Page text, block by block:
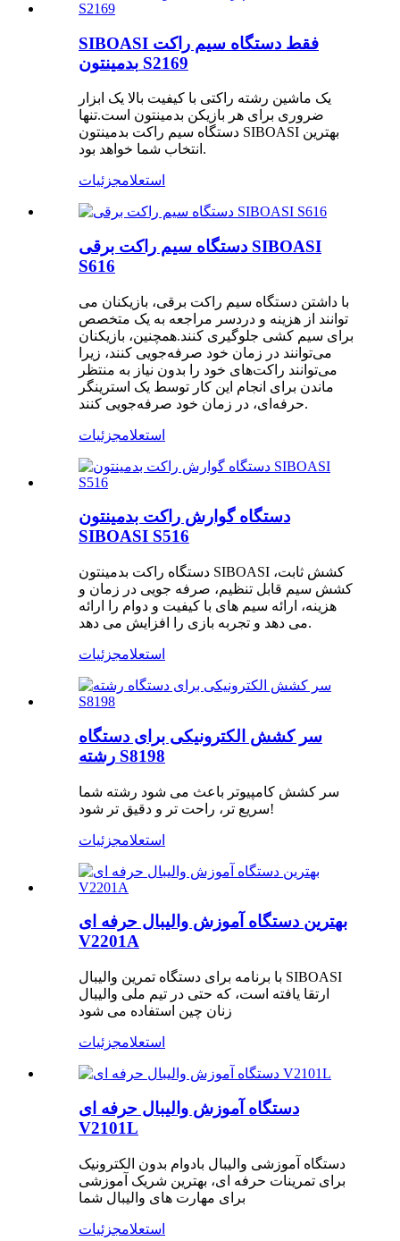
SIBOASI فقط دستگاه سیم راکت
بدمینتون S2169
یک ماشین رشته راکتی با کیفیت بالا یک ابزار
ضروری برای هر بازیکن بدمینتون است.تنها
دستگاه سیم راکت بدمینتون SIBOASI بهترین
انتخاب شما خواهد بود.
استعلامجزئیات
دستگاه سیم راکت برقی SIBOASI
S616
با داشتن دستگاه سیم راکت برقی، بازیکنان می
توانند از هزینه و دردسر مراجعه به یک متخصص
برای سیم کشی جلوگیری کنند.همچنین، بازیکنان
می‌توانند در زمان خود صرفه‌جویی کنند، زیرا
می‌توانند راکت‌های خود را بدون نیاز به منتظر
ماندن برای انجام این کار توسط یک استرینگر
حرفه‌ای، در زمان خود صرفه‌جویی کنند.
استعلامجزئیات
دستگاه گوارش راکت بدمینتون
SIBOASI S516
دستگاه راکت بدمینتون SIBOASI کشش ثابت،
کشش سیم قابل تنظیم، صرفه جویی در زمان و
هزینه، ارائه سیم های با کیفیت و دوام را ارائه
می دهد و تجربه بازی را افزایش می دهد.
استعلامجزئیات
سر کشش الکترونیکی برای دستگاه
رشته S8198
سر کشش کامپیوتر باعث می شود رشته شما
سریع تر، راحت تر و دقیق تر شود!
استعلامجزئیات
بهترین دستگاه آموزش والیبال حرفه ای
V2201A
با برنامه برای دستگاه تمرین والیبال SIBOASI
ارتقا یافته است، که حتی در تیم ملی والیبال
زنان چین استفاده می شود
استعلامجزئیات
دستگاه آموزش والیبال حرفه ای
V2101L
دستگاه آموزشی والیبال بادوام بدون الکترونیک
برای تمرینات حرفه ای، بهترین شریک آموزشی
برای مهارت های والیبال شما
استعلامجزئیات